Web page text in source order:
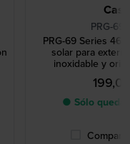
PRG-
PRG-69 Series 46
solar para
inoxidable y
● Sólo queda